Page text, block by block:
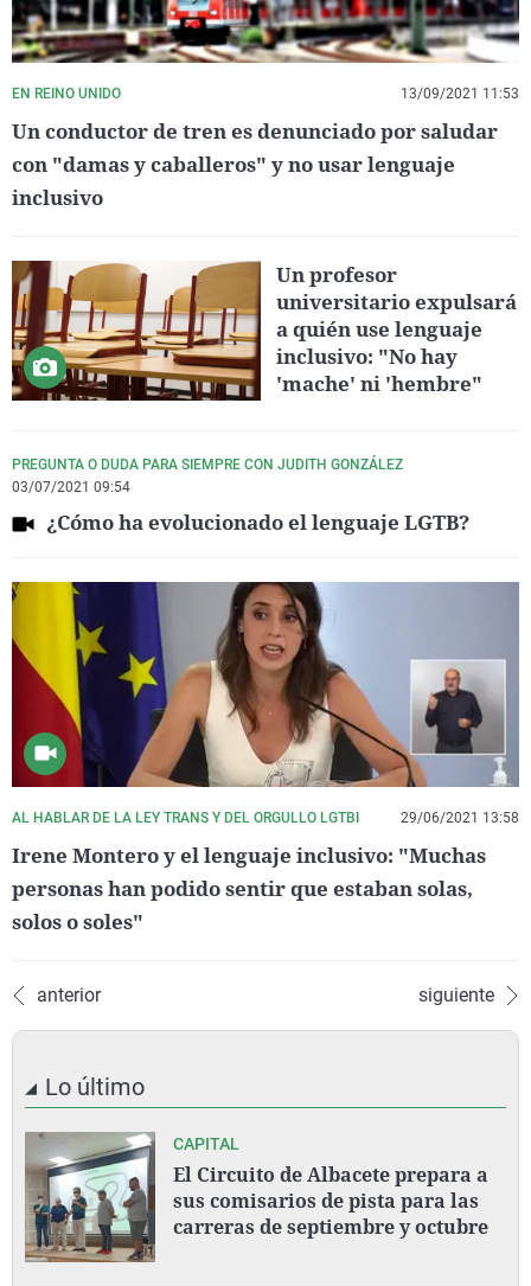
EN REINO UNIDO 13/09/2021 11:53
Un conductor de tren es denunciado por saludar
con "damas y caballeros" y no usar lenguaje
inclusivo
Un profesor
universitario expulsará
a quién use lenguaje
inclusivo: "No hay
'mache' ni 'hembre"
PREGUNTA O DUDA PARA SIEMPRE CON JUDITH GONZÁLEZ
03/07/2021 09:54
¿Cómo ha evolucionado el lenguaje LGTB?
AL HABLAR DE LA LEY TRANS Y DEL ORGULLO LGTBI 29/06/2021 13:58
Irene Montero y el lenguaje inclusivo: "Muchas
personas han podido sentir que estaban solas,
solos o soles"
anterior siguiente
Lo último
CAPITAL
El Circuito de Albacete prepara a
sus comisarios de pista para las
carreras de septiembre y octubre